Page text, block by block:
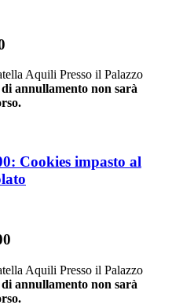
Aquili Presso il Palazzo
di annullamento non sarà
Cookies impasto al
Aquili Presso il Palazzo
di annullamento non sarà